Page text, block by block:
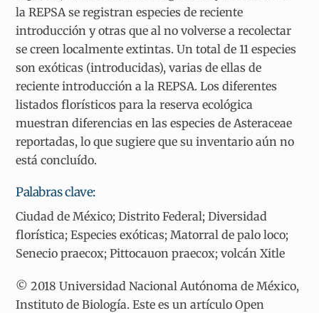
la REPSA se registran especies de reciente
introducción y otras que al no volverse a recolectar
se creen localmente extintas. Un total de 11 especies
son exóticas (introducidas), varias de ellas de
reciente introducción a la REPSA. Los diferentes
listados florísticos para la reserva ecológica
muestran diferencias en las especies de Asteraceae
reportadas, lo que sugiere que su inventario aún no
está concluído.
Palabras clave:
Ciudad de México; Distrito Federal; Diversidad
florística; Especies exóticas; Matorral de palo loco;
Senecio praecox; Pittocauon praecox; volcán Xitle
© 2018 Universidad Nacional Autónoma de México,
Instituto de Biología. Este es un artículo Open